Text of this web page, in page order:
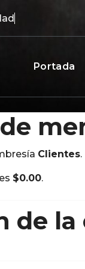
Portada
Clientes.
$0.00.
de la